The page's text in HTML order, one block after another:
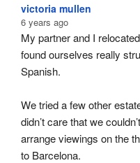
victoria mullen
6 years ago
My partner and I
found ourselves really
Spanish.
We tried a few other
didn’t care that we
arrange viewings on the
to Barcelona.